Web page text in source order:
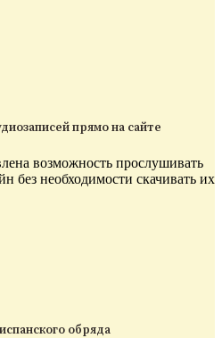
прямо на сайте
возможность прослушивать
без необходимости скачивать их
обряда